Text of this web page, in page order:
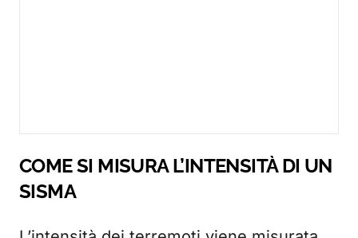
COME SI MISURA L’INTENSITÀ DI UN
SISMA